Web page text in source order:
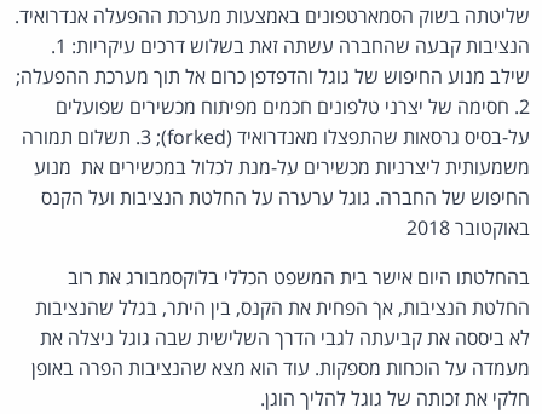
שליטתה בשוק הסמארטפונים באמצעות מערכת ההפעלה אנדרואיד.
הנציבות קבעה שהחברה עשתה זאת בשלוש דרכים עיקריות: 1.
שילב מנוע החיפוש של גוגל והדפדפן כרום אל תוך מערכת ההפעלה;
2. חסימה של יצרני טלפונים חכמים מפיתוח מכשירים שפועלים
על-בסיס גרסאות שהתפצלו מאנדרואיד (forked); 3. תשלום תמורה
משמעותית ליצרניות מכשירים על-מנת לכלול במכשירים את מנוע
החיפוש של החברה. גוגל ערערה על החלטת הנציבות ועל הקנס
באוקטובר 2018
בהחלטתו היום אישר בית המשפט הכללי בלוקסמבורג את רוב
החלטת הנציבות, אך הפחית את הקנס, בין היתר, בגלל שהנציבות
לא ביססה את קביעתה לגבי הדרך השלישית שבה גוגל ניצלה את
מעמדה על הוכחות מספקות. עוד הוא מצא שהנציבות הפרה באופן
חלקי את זכותה של גוגל להליך הוגן.